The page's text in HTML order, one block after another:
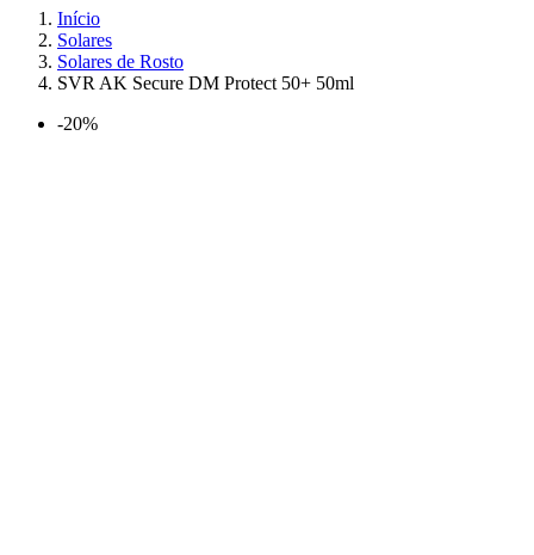
Início
Solares
Solares de Rosto
SVR AK Secure DM Protect 50+ 50ml
-20%